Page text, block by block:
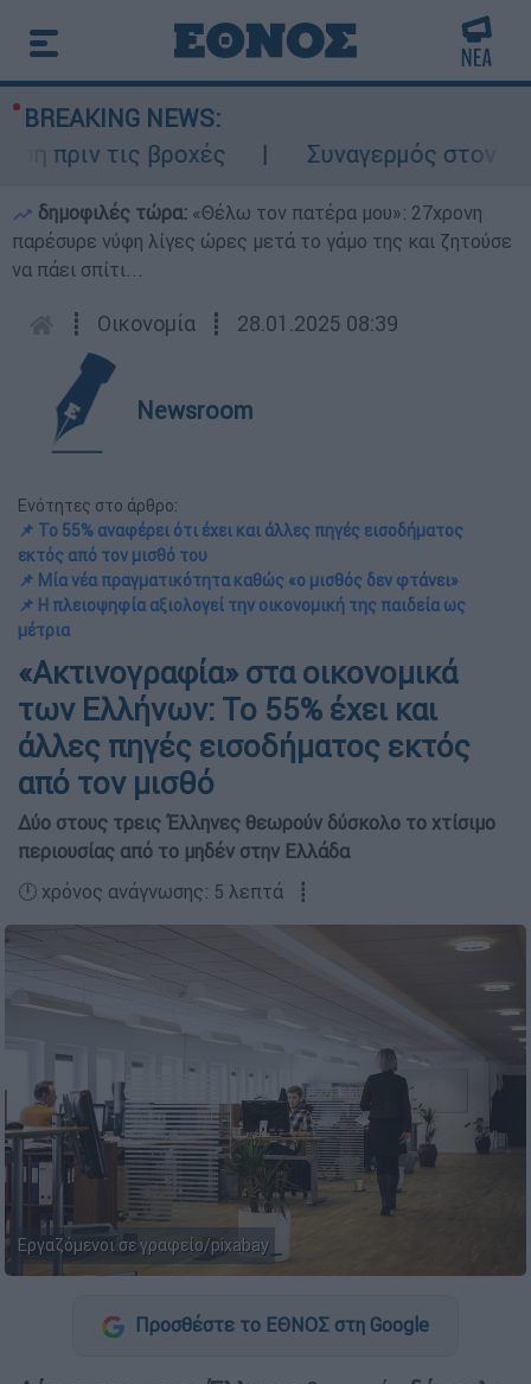
BREAKING NEWS:
τις βροχές
Συναγερμός στον
δημοφιλές τώρα: «Θέλω τον πατέρα μου»: 27χρονη
παρέσυρε νύφη λίγες ώρες μετά το γάμο της και ζητούσε
να πάει σπίτι...
┋ Οικονομία ┋ 28.01.2025 08:39
Newsroom
Ενότητες στο άρθρο:
📌 Το 55% αναφέρει ότι έχει και άλλες πηγές εισοδήματος
εκτός από τον μισθό του
📌 Μία νέα πραγματικότητα καθώς «ο μισθός δεν φτάνει»
📌 Η πλειοψηφία αξιολογεί την οικονομική της παιδεία ως
μέτρια
«Ακτινογραφία» στα οικονομικά
των Ελλήνων: Το 55% έχει και
άλλες πηγές εισοδήματος εκτός
από τον μισθό
Δύο στους τρεις Έλληνες θεωρούν δύσκολο το χτίσιμο
περιουσίας από το μηδέν στην Ελλάδα
🕛 χρόνος ανάγνωσης: 5 λεπτά ┋
Εργαζόμενοι σε γραφείο/pixabay
Προσθέστε το ΕΘΝΟΣ στη Google